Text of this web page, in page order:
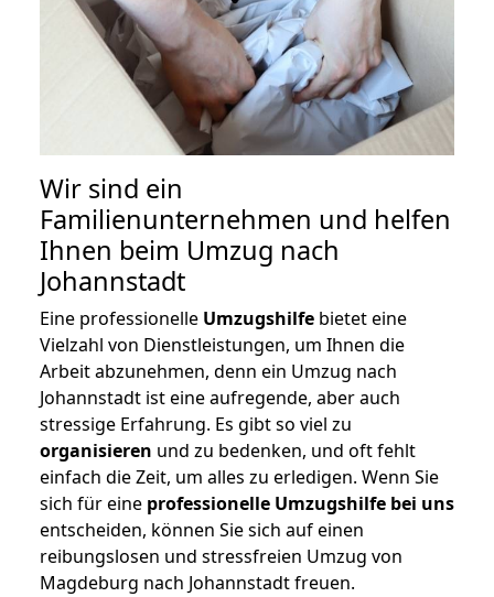
Wir sind ein
Familienunternehmen und helfen
Ihnen beim Umzug nach
Johannstadt
Eine professionelle Umzugshilfe bietet eine
Vielzahl von Dienstleistungen, um Ihnen die
Arbeit abzunehmen, denn ein Umzug nach
Johannstadt ist eine aufregende, aber auch
stressige Erfahrung. Es gibt so viel zu
organisieren und zu bedenken, und oft fehlt
einfach die Zeit, um alles zu erledigen. Wenn Sie
sich für eine professionelle Umzugshilfe bei uns
entscheiden, können Sie sich auf einen
reibungslosen und stressfreien Umzug von
Magdeburg nach Johannstadt freuen.